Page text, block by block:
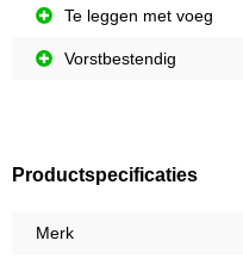
Te leggen met voeg
Vorstbestendig
Productspecificaties
Merk